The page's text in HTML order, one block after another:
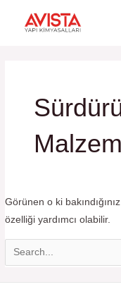
Görünen o ki
özelliği yardımcı olabilir.